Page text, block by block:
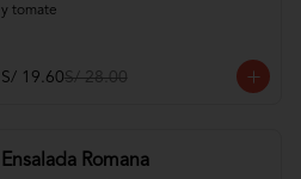
y tomate
S/ 19.60S/ 28.00
Ensalada Romana